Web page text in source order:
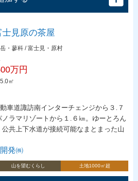
見原の茶屋
・蓼科 / 富士見・原村
万円
㎡
車道諏訪南インターチェンジから３.７
ラマリゾートから１.６㎞。ゆーとろん
共上下水道が接続可能なまとまった山
発㈱
山を望むくらし 土地1000㎡超